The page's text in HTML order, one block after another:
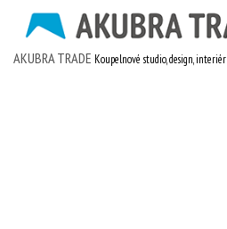
AKUBRA TRADE Koupelnové studio, design, interiér